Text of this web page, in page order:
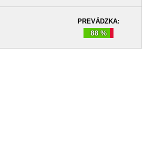
PREVÁDZKA:
88 %